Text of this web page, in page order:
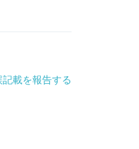
載を報告する